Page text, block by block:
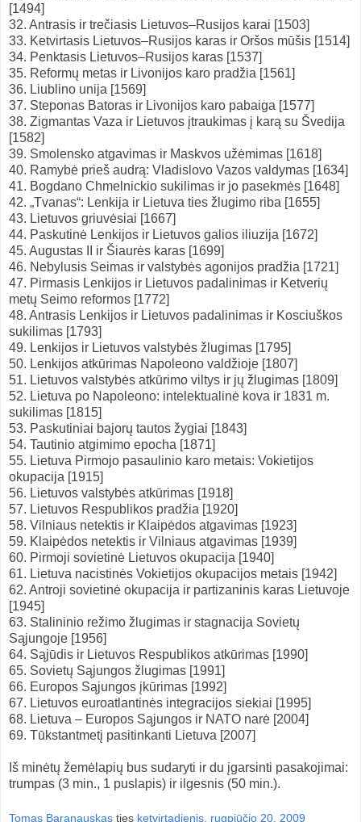
[1494]
32. Antrasis ir trečiasis Lietuvos–Rusijos karai [1503]
33. Ketvirtasis Lietuvos–Rusijos karas ir Oršos mūšis [1514]
34. Penktasis Lietuvos–Rusijos karas [1537]
35. Reformų metas ir Livonijos karo pradžia [1561]
36. Liublino unija [1569]
37. Steponas Batoras ir Livonijos karo pabaiga [1577]
38. Zigmantas Vaza ir Lietuvos įtraukimas į karą su Švedija
[1582]
39. Smolensko atgavimas ir Maskvos užėmimas [1618]
40. Ramybė prieš audrą: Vladislovo Vazos valdymas [1634]
41. Bogdano Chmelnickio sukilimas ir jo pasekmės [1648]
42. „Tvanas“: Lenkija ir Lietuva ties žlugimo riba [1655]
43. Lietuvos griuvėsiai [1667]
44. Paskutinė Lenkijos ir Lietuvos galios iliuzija [1672]
45. Augustas II ir Šiaurės karas [1699]
46. Nebylusis Seimas ir valstybės agonijos pradžia [1721]
47. Pirmasis Lenkijos ir Lietuvos padalinimas ir Ketverių
metų Seimo reformos [1772]
48. Antrasis Lenkijos ir Lietuvos padalinimas ir Kosciuškos
sukilimas [1793]
49. Lenkijos ir Lietuvos valstybės žlugimas [1795]
50. Lenkijos atkūrimas Napoleono valdžioje [1807]
51. Lietuvos valstybės atkūrimo viltys ir jų žlugimas [1809]
52. Lietuva po Napoleono: intelektualinė kova ir 1831 m.
sukilimas [1815]
53. Paskutiniai bajorų tautos žygiai [1843]
54. Tautinio atgimimo epocha [1871]
55. Lietuva Pirmojo pasaulinio karo metais: Vokietijos
okupacija [1915]
56. Lietuvos valstybės atkūrimas [1918]
57. Lietuvos Respublikos pradžia [1920]
58. Vilniaus netektis ir Klaipėdos atgavimas [1923]
59. Klaipėdos netektis ir Vilniaus atgavimas [1939]
60. Pirmoji sovietinė Lietuvos okupacija [1940]
61. Lietuva nacistinės Vokietijos okupacijos metais [1942]
62. Antroji sovietinė okupacija ir partizaninis karas Lietuvoje
[1945]
63. Stalininio režimo žlugimas ir stagnacija Sovietų
Sąjungoje [1956]
64. Sąjūdis ir Lietuvos Respublikos atkūrimas [1990]
65. Sovietų Sąjungos žlugimas [1991]
66. Europos Sąjungos įkūrimas [1992]
67. Lietuvos euroatlantinės integracijos siekiai [1995]
68. Lietuva – Europos Sąjungos ir NATO narė [2004]
69. Tūkstantmetį pasitinkanti Lietuva [2007]
Iš minėtų žemėlapių bus sudaryti ir du įgarsinti pasakojimai:
trumpas (3 min., 1 puslapis) ir ilgesnis (50 min.).
Tomas Baranauskas ties ketvirtadienis, rugpjūčio 20, 2009